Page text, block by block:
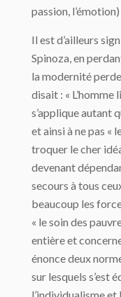
passion,
Il est d’ailleurs
Spinoza, en
la modernité
disait : «
s’applique autant
et ainsi à ne pas «
troquer le cher
devenant
secours à tous
beaucoup les
« le soin des
entière et
énonce deux
sur lesquels s’est
l’individualisme et